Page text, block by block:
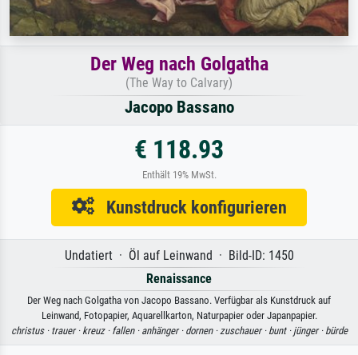
Der Weg nach Golgatha
(The Way to Calvary)
Jacopo Bassano
€ 118.93
Enthält 19% MwSt.
Kunstdruck konfigurieren
Undatiert · Öl auf Leinwand · Bild-ID: 1450
Renaissance
Der Weg nach Golgatha von Jacopo Bassano. Verfügbar als Kunstdruck auf
Leinwand, Fotopapier, Aquarellkarton, Naturpapier oder Japanpapier.
christus · trauer · kreuz · fallen · anhänger · dornen ·zuschauer · bunt · jünger · bürde